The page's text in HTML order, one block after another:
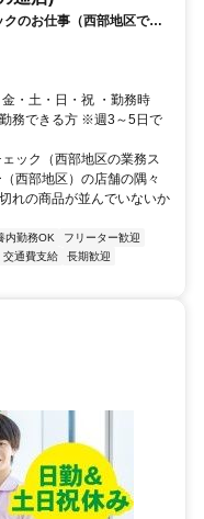
のお仕事（西部地区で巡
・土・日・祝 ・勤務時
務できる方 ※週3～5日で
ック（西部地区の業務ス
西部地区）の店舗の隅々
れの商品が並んでいないか
内勤務OK
フリーター歓迎
交通費支給
長期歓迎